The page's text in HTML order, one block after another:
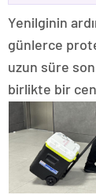
Yenilginin
günlerce
uzun süre
birlikte bir